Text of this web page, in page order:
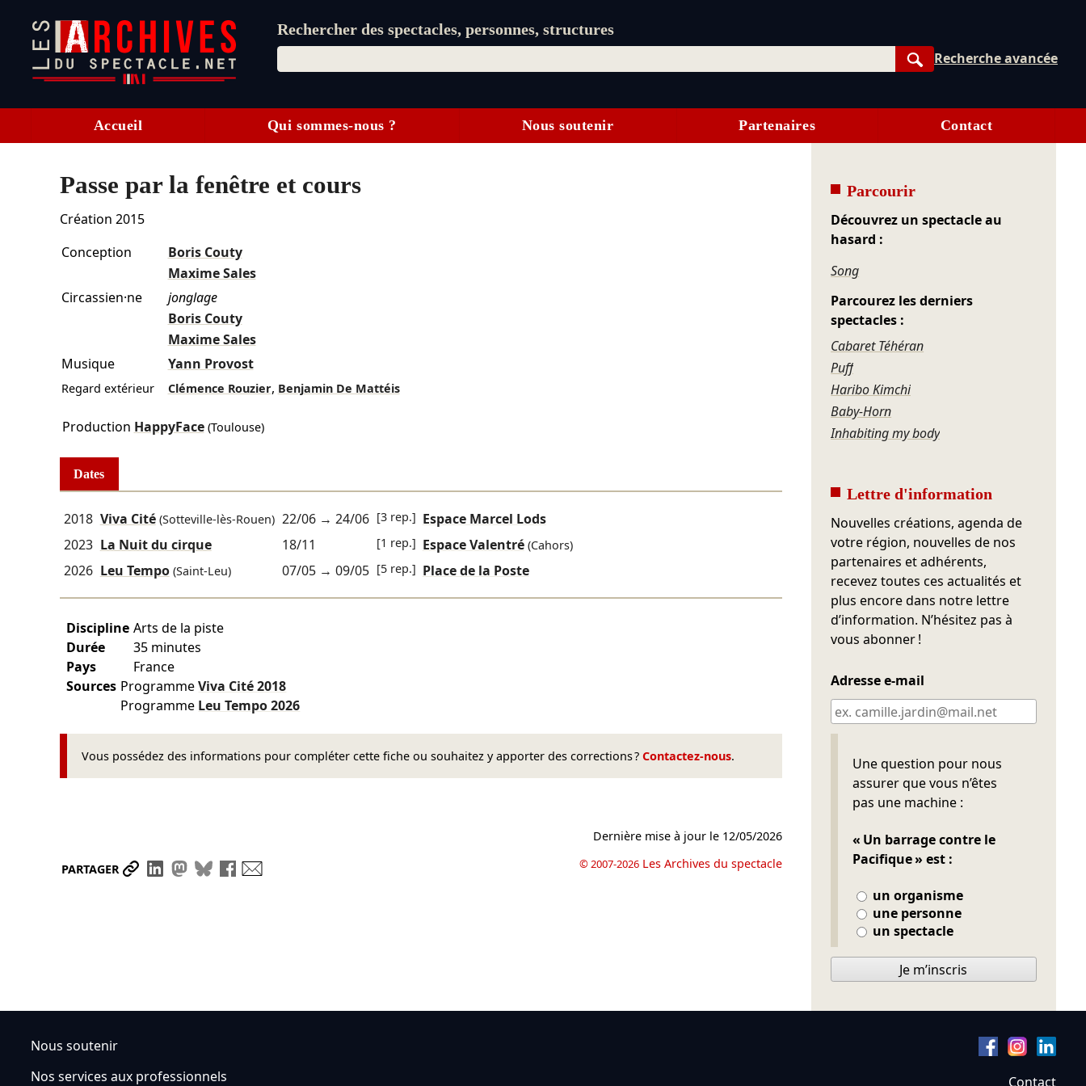
Rechercher des spectacles, personnes, structures
Rechercher
Recherche avancée
Accueil Qui sommes-nous ? Nous soutenir Partenaires Contact
Passe par la fenêtre et cours
Création 2015
Conception
Boris Couty
Maxime Sales
Circassien·ne
jonglage
Boris Couty
Maxime Sales
Musique
Yann Provost
Regard extérieur Clémence Rouzier, Benjamin De Mattéis
Production HappyFace(Toulouse)
Dates
2018 Viva Cité(Sotteville-lès-Rouen) 22/06→ 24/06 [3 rep.] Espace Marcel Lods
2023 La Nuit du cirque 18/11 [1 rep.] Espace Valentré (Cahors)
2026 Leu Tempo(Saint-Leu) 07/05→ 09/05 [5 rep.] Place de la Poste
Discipline Arts de la piste
Durée
35 minutes
Pays
France
Sources ProgrammeViva Cité2018
Programme Leu Tempo2026
Vous possédez des informations pour compléter cette fiche ou souhaitez y apporter des corrections ? Contactez-nous.
PARTAGER Partager le lien
Partager sur LinkedIn
Partager sur Mastodon
Partager sur Bluesky
Partager sur Facebook
Dernière mise à jour le 12/05/2026
© 2007-2026 Les Archives du spectacle
Parcourir
Découvrez un spectacle au
hasard :
Song
Parcourez les derniers
spectacles :
Cabaret Téhéran
Puff
Haribo Kimchi
Baby-Horn
Inhabiting my body
Lettre d'information
Nouvelles créations, agenda de
votre région, nouvelles de nos
partenaires et adhérents,
recevez toutes ces actualités et
plus encore dans notre lettre
d’information. N’hésitez pas à
vous abonner !
Adresse e-mail
Une question pour nous
assurer que vous n’êtes
pas une machine :
« Un barrage contre le
Pacifique » est :
un organisme
une personne
un spectacle
Ne pas remplir
Je m’inscris
Nous soutenir
Nos services aux professionnels
Contact